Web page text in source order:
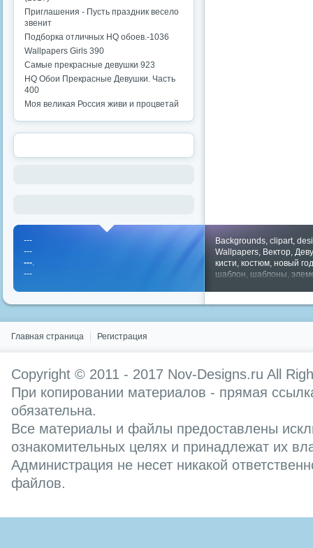
Приглашения - Пусть праздник весело
звенит
Подборка отличных HQ обоев.-1036
Wallpapers Girls 390
Самые прекрасные девушки 923
HQ Обои Прекрасные Девушки. Часть
400
Моя великая Россия живи и процветай
Backgrounds, clipart,
Wallpapers, Вектор,
кисти, костюм, новый год
шаблон, шаблоны,
---
---
---.
---
Главная страница Регистрация
Copyright © 2011 - 2017 Nov-Designs.ru All
При копировании материалов - прямая
обязательна.
Все материалы и файлы предоставлены
ознакомительных целях и принадлежат их
Администрация не несет никакой
файлов.